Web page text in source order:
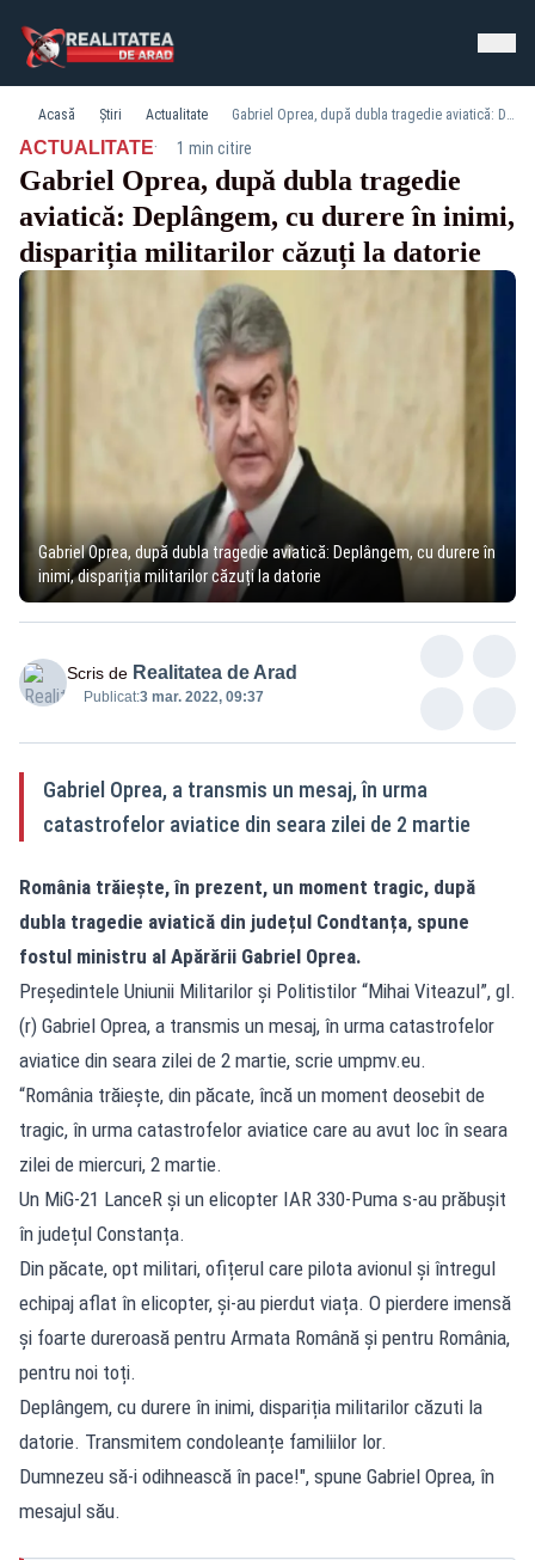
Acasă Știri Actualitate Gabriel Oprea, după dubla tragedie aviatică: Deplângem, cu durere în inimi, dispariția militarilor căzuți la datorie
ACTUALITATE· 1 min citire
Gabriel Oprea, după dubla tragedie
aviatică: Deplângem, cu durere în inimi,
dispariția militarilor căzuți la datorie
Gabriel Oprea, după dubla tragedie aviatică: Deplângem, cu durere în
inimi, dispariția militarilor căzuți la datorie
Scris de Realitatea de Arad
Publicat:3 mar. 2022, 09:37
Gabriel Oprea, a transmis un mesaj, în urma
catastrofelor aviatice din seara zilei de 2 martie
România trăiește, în prezent, un moment tragic, după
dubla tragedie aviatică din județul Condtanța, spune
fostul ministru al Apărării Gabriel Oprea.
Președintele Uniunii Militarilor și Politistilor “Mihai Viteazul”, gl.
(r) Gabriel Oprea, a transmis un mesaj, în urma catastrofelor
aviatice din seara zilei de 2 martie, scrie umpmv.eu.
“România trăiește, din păcate, încă un moment deosebit de
tragic, în urma catastrofelor aviatice care au avut loc în seara
zilei de miercuri, 2 martie.
Un MiG-21 LanceR și un elicopter IAR 330-Puma s-au prăbușit
în județul Constanța.
Din păcate, opt militari, ofițerul care pilota avionul și întregul
echipaj aflat în elicopter, și-au pierdut viața. O pierdere imensă
și foarte dureroasă pentru Armata Română și pentru România,
pentru noi toți.
Deplângem, cu durere în inimi, dispariția militarilor căzuti la
datorie. Transmitem condoleanțe familiilor lor.
Dumnezeu să-i odihnească în pace!", spune Gabriel Oprea, în
mesajul său.